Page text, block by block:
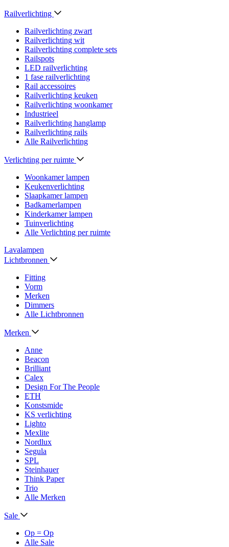
Railverlichting
Railverlichting zwart
Railverlichting wit
Railverlichting complete sets
Railspots
LED railverlichting
1 fase railverlichting
Rail accessoires
Railverlichting keuken
Railverlichting woonkamer
Industrieel
Railverlichting hanglamp
Railverlichting rails
Alle Railverlichting
Verlichting per ruimte
Woonkamer lampen
Keukenverlichting
Slaapkamer lampen
Badkamerlampen
Kinderkamer lampen
Tuinverlichting
Alle Verlichting per ruimte
Lavalampen
Lichtbronnen
Fitting
Vorm
Merken
Dimmers
Alle Lichtbronnen
Merken
Anne
Beacon
Brilliant
Calex
Design For The People
ETH
Konstsmide
KS verlichting
Lighto
Mexlite
Nordlux
Segula
SPL
Steinhauer
Think Paper
Trio
Alle Merken
Sale
Op = Op
Alle Sale